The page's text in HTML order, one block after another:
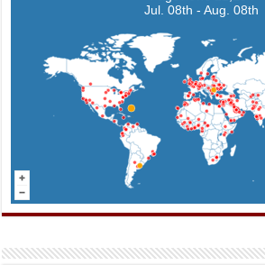
Jul. 08th - Aug. 08th